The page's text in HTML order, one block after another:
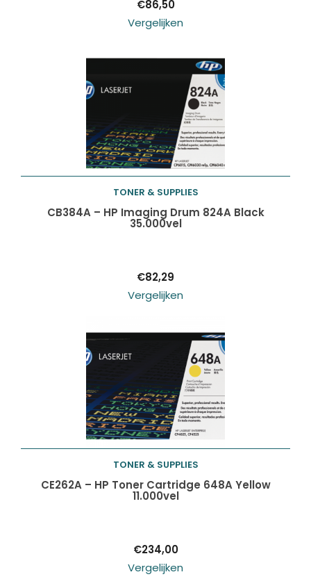
€86,50
Vergelijken
Toevoegen aan
TONER & SUPPLIES
CB384A – HP Imaging Drum 824A Black
35.000vel
€82,29
Vergelijken
Toevoegen aan
TONER & SUPPLIES
CE262A – HP Toner Cartridge 648A Yellow
11.000vel
€234,00
Vergelijken